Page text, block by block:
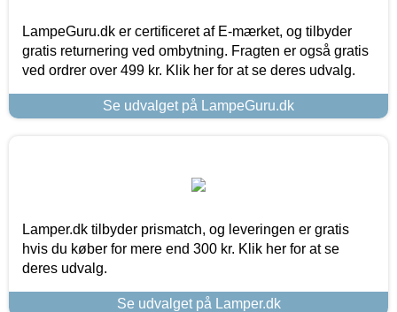
LampeGuru.dk er certificeret af E-mærket, og tilbyder
gratis returnering ved ombytning. Fragten er også gratis
ved ordrer over 499 kr. Klik her for at se deres udvalg.
Se udvalget på LampeGuru.dk
Lamper.dk tilbyder prismatch, og leveringen er gratis
hvis du køber for mere end 300 kr. Klik her for at se
deres udvalg.
Se udvalget på Lamper.dk